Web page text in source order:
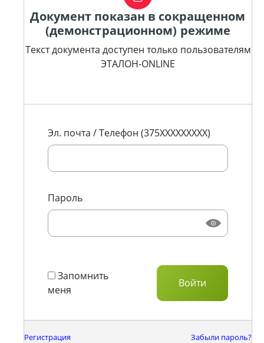
Документ показан в сокращенном
(демонстрационном) режиме
Текст документа доступен только пользователям
ЭТАЛОН-ONLINE
Эл. почта / Телефон (375XXXXXXXXX)
Пароль
Запомнить
меня
Регистрация Забыли пароль?